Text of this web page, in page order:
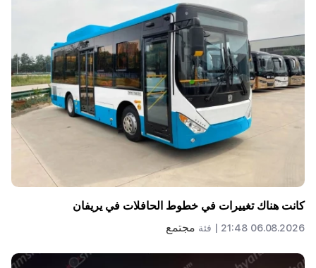
كانت هناك تغييرات في خطوط الحافلات في يريفان
06.08.2026 21:48 | فئة مجتمع